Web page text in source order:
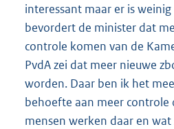
interessant maar er is
bevordert de minister dat
controle komen van de
PvdA zei dat meer nieuwe
worden. Daar ben ik het
behoefte aan meer controle
mensen werken daar en